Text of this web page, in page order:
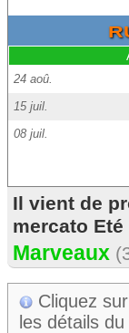
24 aoû.
15 juil.
08 juil.
Il vient de
mercato Eté
Marveaux
Cliquez
les détails